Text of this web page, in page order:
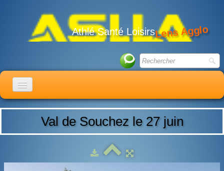
Athlé Santé LoisirsLens Agglo
ACCUEIL
LE CLUB
ACTUALITÉS
Val de Souchez le 27 juin